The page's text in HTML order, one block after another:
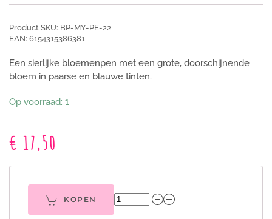
Product SKU: BP-MY-PE-22
EAN: 6154315386381
Een sierlijke bloemenpen met een grote, doorschijnende
bloem in paarse en blauwe tinten.
Op voorraad: 1
€ 17,50
KOPEN